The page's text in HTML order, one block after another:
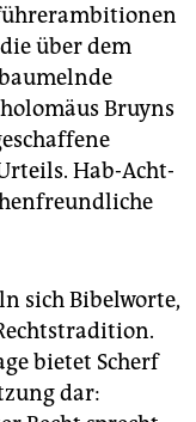
über dem
Bruyns
Hab-Acht-
sich Bibelworte,
bietet Scherf
dar: